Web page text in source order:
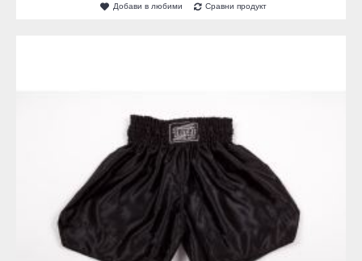
Добави в любими Сравни продукт